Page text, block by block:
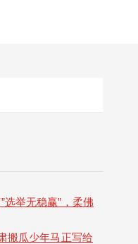
选举无稳赢”，柔佛
搬瓜少年马正写给